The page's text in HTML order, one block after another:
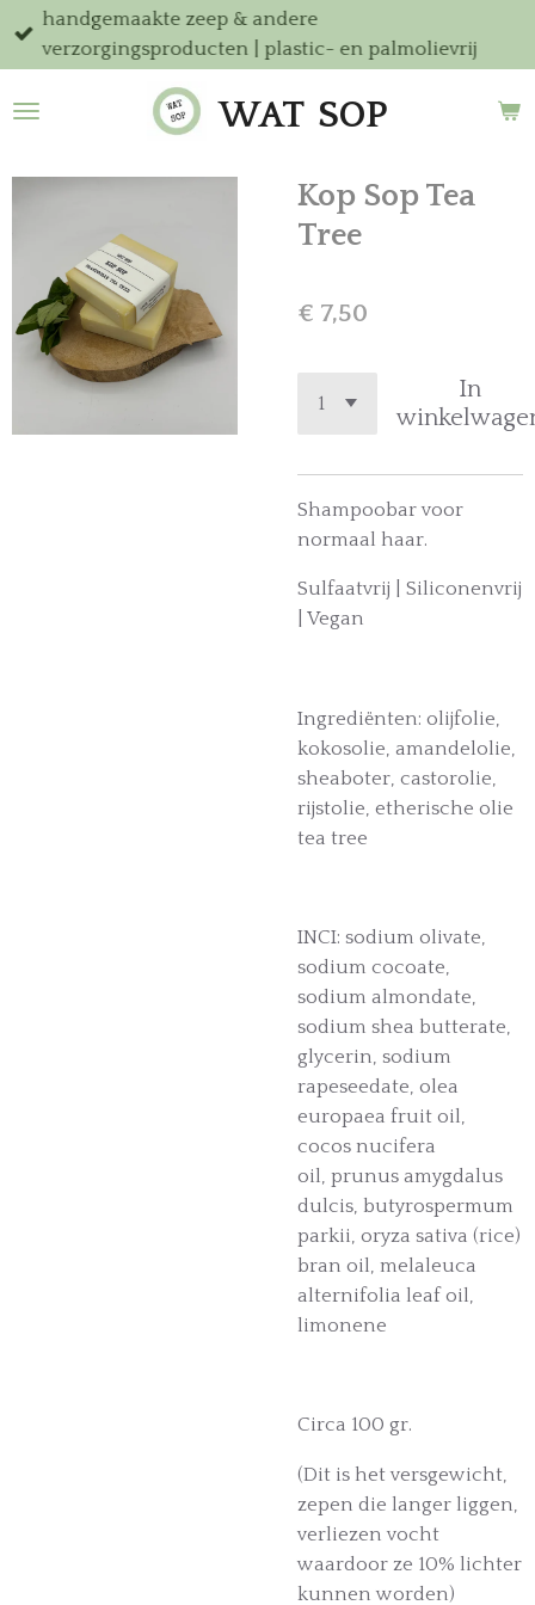
Ga
direct
de
WAT SOP
handgemaakte zeep & andere
verzorgingsproducten | plastic- en palmolievrij
Kop Sop Tea
Tree
€ 7,50
In
Shampoobar voor
normaal haar.
Sulfaatvrij | Siliconenvrij
| Vegan
Ingrediënten: olijfolie,
kokosolie, amandelolie,
sheaboter, castorolie,
rijstolie, etherische olie
tea tree
INCI: sodium olivate,
sodium cocoate,
sodium almondate,
sodium shea butterate,
glycerin, sodium
rapeseedate, olea
europaea fruit oil,
cocos nucifera
oil, prunus amygdalus
dulcis, butyrospermum
parkii, oryza sativa (rice)
bran oil, melaleuca
alternifolia leaf oil,
limonene
Circa 100 gr.
(Dit is het versgewicht,
zepen die langer liggen,
verliezen vocht
waardoor ze 10% lichter
kunnen worden)